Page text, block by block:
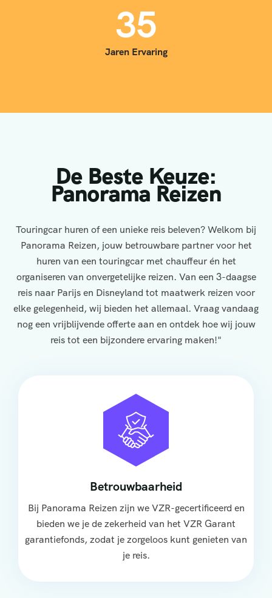
35
Jaren Ervaring
De Beste Keuze:
Panorama Reizen
Touringcar huren of een unieke reis beleven? Welkom bij
Panorama Reizen, jouw betrouwbare partner voor het
huren van een touringcar met chauffeur én het
organiseren van onvergetelijke reizen. Van een 3-daagse
reis naar Parijs en Disneyland tot maatwerk reizen voor
elke gelegenheid, wij bieden het allemaal. Vraag vandaag
nog een vrijblijvende offerte aan en ontdek hoe wij jouw
reis tot een bijzondere ervaring maken!"
Betrouwbaarheid
Bij Panorama Reizen zijn we VZR-gecertificeerd en
bieden we je de zekerheid van het VZR Garant
garantiefonds, zodat je zorgeloos kunt genieten van
je reis.